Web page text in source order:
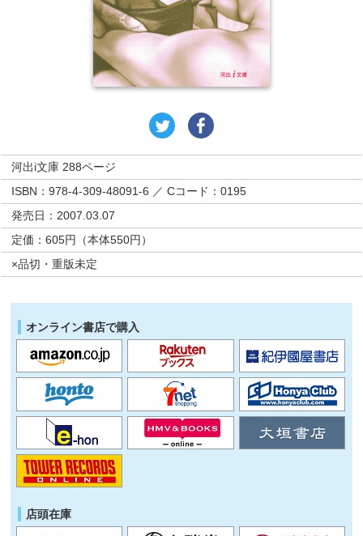
河出i文庫 288ページ
ISBN：978-4-309-48091-6 ／ Cコード：0195
発売日：2007.03.07
定価：605円（本体550円）
×品切・重版未定
オンライン書店で購入
店頭在庫